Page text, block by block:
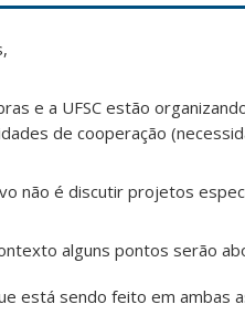
e a UFSC estão
de cooperação
não é discutir projetos
alguns pontos serão
está sendo feito em ambas